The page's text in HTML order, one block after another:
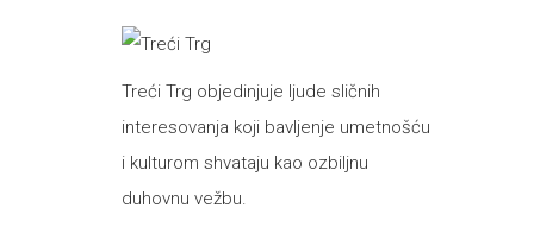
Treći Trg objedinjuje ljude sličnih
interesovanja koji bavljenje umetnošću
i kulturom shvataju kao ozbiljnu
duhovnu vežbu.